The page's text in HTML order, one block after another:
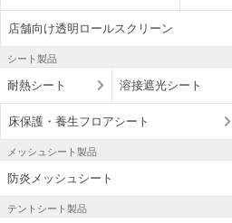
店舗向け透明ロールスクリーン
シート製品
耐熱シート 溶接遮光シート
床保護・養生フロアシート
メッシュシート製品
防炎メッシュシート
テントシート製品